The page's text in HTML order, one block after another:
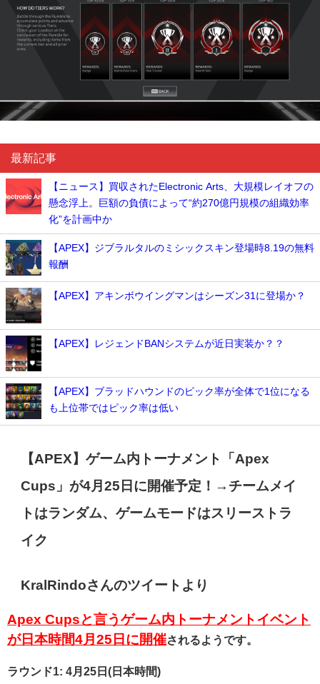
最新記事
【ニュース】買収されたElectronic Arts、大規模レイオフの
懸念浮上。巨額の負債によって“約270億円規模の組織効率
化”を計画中か
【APEX】ジブラルタルのミシックスキン登場時8.19の無料
報酬
【APEX】アキンボウイングマンはシーズン31に登場か？
【APEX】レジェンドBANシステムが近日実装か？？
【APEX】ブラッドハウンドのピック率が全体で1位になる
も上位帯ではピック率は低い
【APEX】ゲーム内トーナメント「Apex
Cups」が4月25日に開催予定！→チームメイ
トはランダム、ゲームモードはスリーストラ
イク
KralRindoさんのツイートより
Apex Cupsと言うゲーム内トーナメントイベント
が日本時間4月25日に開催されるようです。
ラウンド1: 4月25日(日本時間)